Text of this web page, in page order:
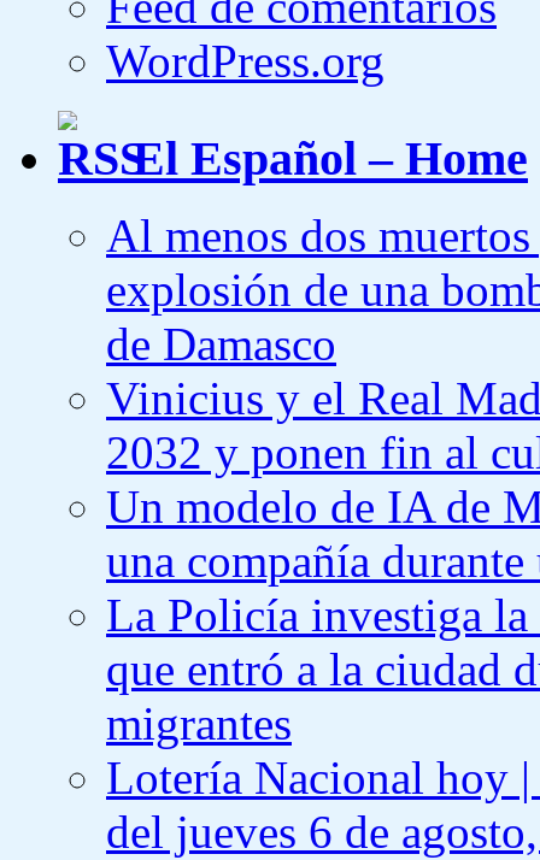
WordPress.org
El Español – Home
Al menos dos
explosión de una
de Damasco
Vinicius y el Real
2032 y ponen fin al
Un modelo de IA de
una compañía
La Policía investiga
que entró a la ciudad
migrantes
Lotería Nacional hoy
del jueves 6 de